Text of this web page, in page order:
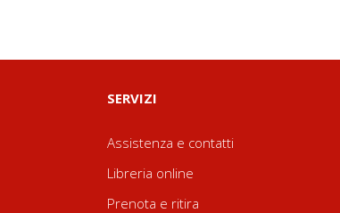
SERVIZI
Assistenza e contatti
Libreria online
Prenota e ritira